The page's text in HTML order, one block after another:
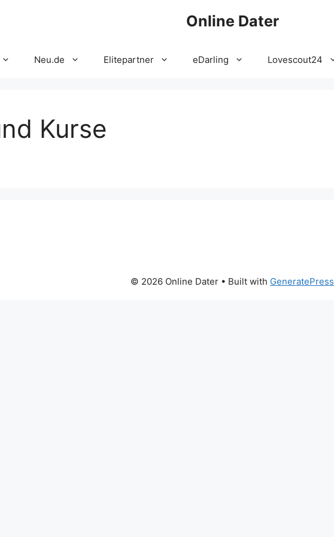
Online Dater
Neu.de Elitepartner eDarling Lovescout24
Kurse
© 2026 Online Dater • Built with GeneratePress